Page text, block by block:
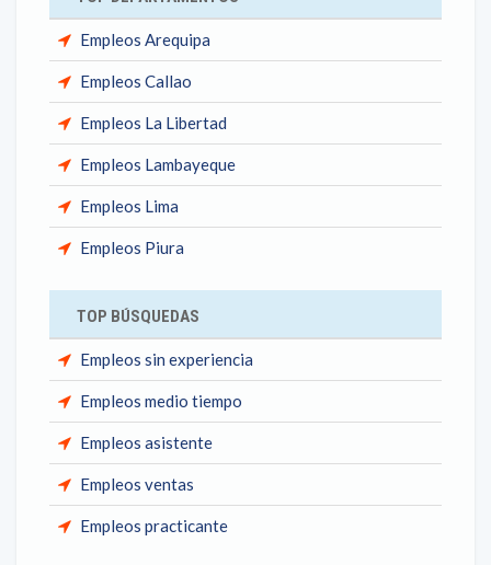
Empleos Arequipa
Empleos Callao
Empleos La Libertad
Empleos Lambayeque
Empleos Lima
Empleos Piura
TOP BÚSQUEDAS
Empleos sin experiencia
Empleos medio tiempo
Empleos asistente
Empleos ventas
Empleos practicante